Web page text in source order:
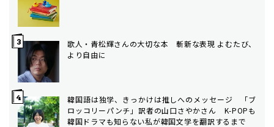
歌人・青松輝さんの大切な本 斬新な表現 よむたび、
より自由に
韓国語は独学、きっかけは推しへのメッセージ 「ブ
ロッコリーパンチ」訳者の山口さやかさん K-POPも
韓国ドラマも知らない私が韓国文学を翻訳するまで